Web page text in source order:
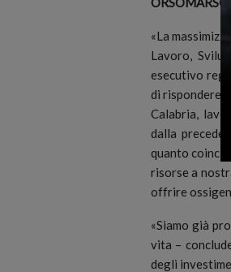
«La
Lavoro,
esecutivo
di rispondere
Calabria,
dalla
quanto
risorse a
offrire
«Siamo già
vita –
degli